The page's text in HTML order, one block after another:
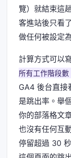
覽）就結束這
客進站後只看
做任何被設定
計算方式可以
所有工作階段
GA4 後台直接
是跳出率。舉
你的部落格文
也沒有任何互
停留超過 30